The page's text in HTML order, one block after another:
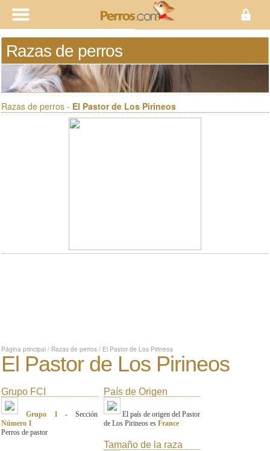
Razas de perros
Razas de perros - El Pastor de Los Pirineos
Página principal / Razas de perros / El Pastor de Los Pirineos
El Pastor de Los Pirineos
Grupo FCI
Grupo 1- Sección
Número 1
Perros de pastor
País de Origen
El país de origen del Pastor
de Los Pirineos es France
Tamaño de la raza